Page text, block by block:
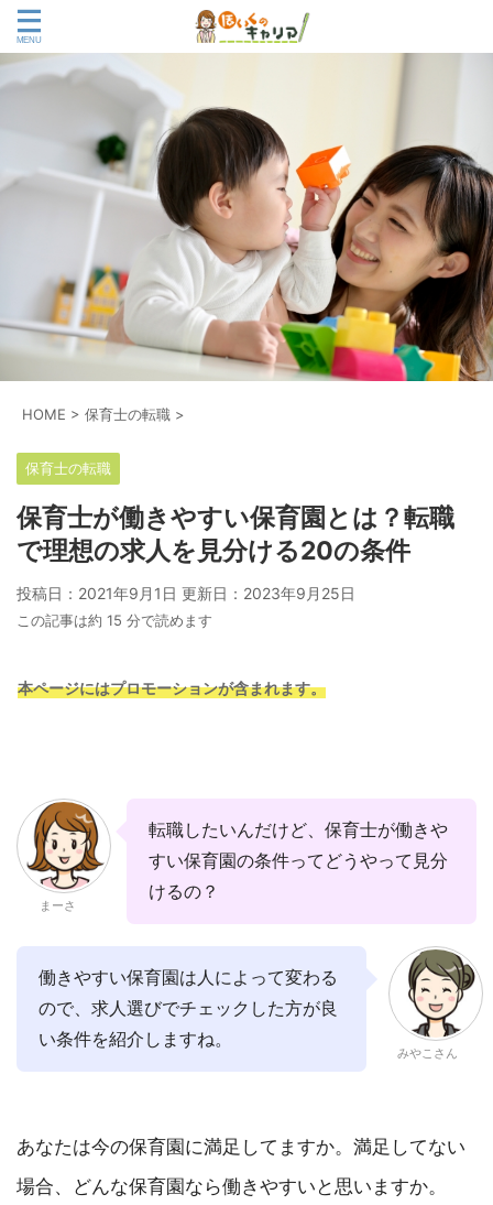
HOME > 保育士の転職 >
保育士の転職
保育士が働きやすい保育園とは？転職
で理想の求人を見分ける20の条件
投稿日：2021年9月1日 更新日： 2023年9月25日
この記事は約 15 分で読めます
本ページにはプロモーションが含まれます。
まーさ
転職したいんだけど、保育士が働きや
すい保育園の条件ってどうやって見分
けるの？
働きやすい保育園は人によって変わる
ので、求人選びでチェックした方が良
い条件を紹介しますね。
みやこさん
あなたは今の保育園に満足してますか。満足してない
場合、どんな保育園なら働きやすいと思いますか。